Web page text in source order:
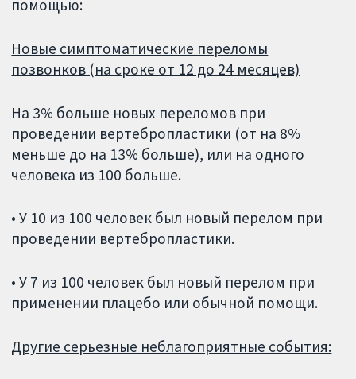
помощью:
Новые симптоматические переломы
позвонков (на сроке от 12 до 24 месяцев)
На 3% больше новых переломов при
проведении вертебропластики (от на 8%
меньше до на 13% больше), или на одного
человека из 100 больше.
• У 10 из 100 человек был новый перелом при
проведении вертебропластики.
• У 7 из 100 человек был новый перелом при
применении плацебо или обычной помощи.
Другие серьезные неблагоприятные события: